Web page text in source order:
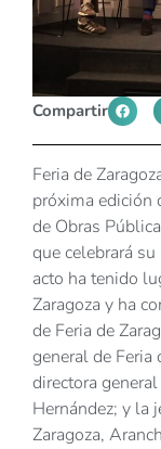
Compartir
Feria de
próxima edición
de Obras
que celebrará
acto ha tenido
Zaragoza y ha
de Feria de
general de Feria
directora
Hernández; y la
Zaragoza,